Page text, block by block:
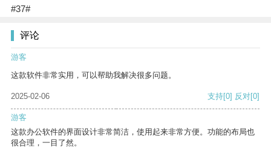
#37#
评论
游客
这款软件非常实用，可以帮助我解决很多问题。
2025-02-06 支持[0] 反对[0]
游客
这款办公软件的界面设计非常简洁，使用起来非常方便。功能的布局也
很合理，一目了然。